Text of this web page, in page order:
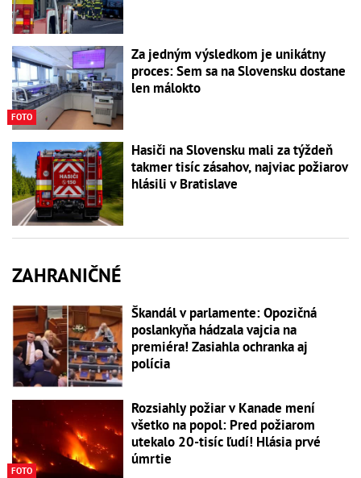
FOTO
Za jedným výsledkom je unikátny
proces: Sem sa na Slovensku dostane
len málokto
Hasiči na Slovensku mali za týždeň
takmer tisíc zásahov, najviac požiarov
hlásili v Bratislave
ZAHRANIČNÉ
Škandál v parlamente: Opozičná
poslankyňa hádzala vajcia na
premiéra! Zasiahla ochranka aj
polícia
FOTO
Rozsiahly požiar v Kanade mení
všetko na popol: Pred požiarom
utekalo 20-tisíc ľudí! Hlásia prvé
úmrtie